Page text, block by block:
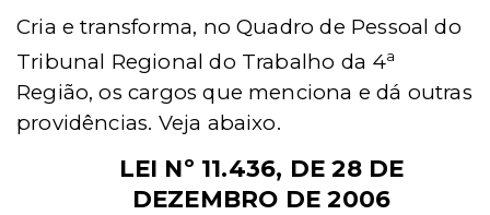
Cria e transforma, no Quadro de Pessoal do
Tribunal Regional do Trabalho da 4a
Região, os cargos que menciona e dá outras
providências. Veja abaixo.
LEI Nº 11.436, DE 28 DE
DEZEMBRO DE 2006